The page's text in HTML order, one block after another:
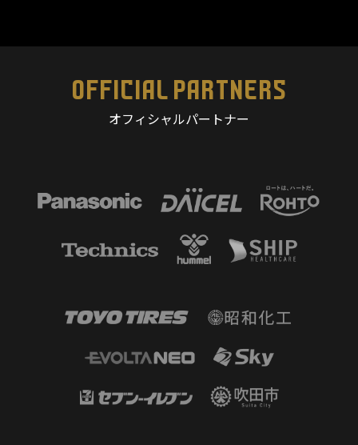
OFFICIAL PARTNERS
オフィシャルパートナー